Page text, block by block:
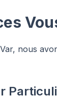
nous